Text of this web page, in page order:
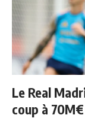
Le Real
coup à 70M€